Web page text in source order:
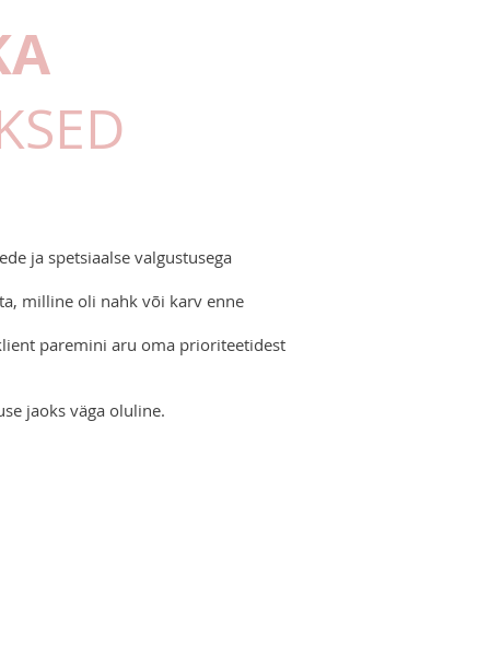
ja spetsiaalse valgustusega
milline oli nahk või karv enne
paremini aru oma prioriteetidest
jaoks väga oluline.